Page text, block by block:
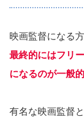
映画監督になる
最終的にはフリ
になるのが一般的
有名な映画監督